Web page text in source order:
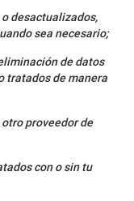
desactualizados,
sea necesario;
de datos
tratados de manera
proveedor de
con o sin tu